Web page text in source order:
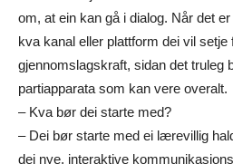
om, at ein kan gå i dialog. Når det
kva kanal eller plattform dei vil
gjennomslagskraft, sidan det truleg
partiapparata som kan vere overalt.
– Kva bør dei starte med?
– Dei bør starte med ei lærevillig
dei nye, interaktive